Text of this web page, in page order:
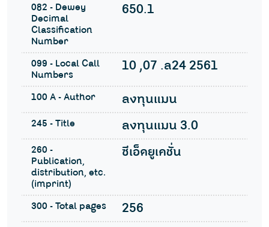
082 - Dewey
Decimal
Classification
Number
650.1
099 - Local Call
Numbers
10 ,07 .ล24 2561
100 A - Author ลงทุนแมน
245 - Title ลงทุนแมน 3.0
260 -
Publication,
distribution, etc.
(imprint)
ซีเอ็ดยูเคชั่น
300 - Total pages 256